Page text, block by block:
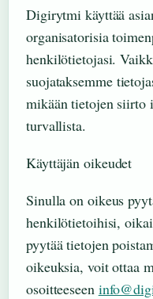
Digirytmi käyttää
organisatorisia
henkilötietojasi.
suojataksemme
mikään tietojen siirto
turvallista.
Käyttäjän oikeudet
Sinulla on oikeus
henkilötietoihisi,
pyytää tietojen
oikeuksia, voit ottaa
osoitteeseen